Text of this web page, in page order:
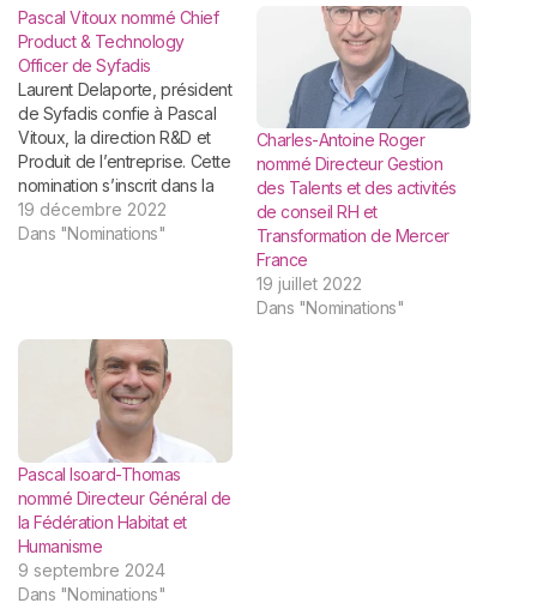
Pascal Vitoux nommé Chief
Product & Technology
Officer de Syfadis
Laurent Delaporte, président
de Syfadis confie à Pascal
Vitoux, la direction R&D et
Produit de l’entreprise. Cette
nomination s’inscrit dans la
transformation poursuivie
par Syfadis en 2022.
nomination de Pascal Vitoux,
50 ans,…
19 décembre 2022
Dans "Nominations"
Charles-Antoine Roger
nommé Directeur Gestion
des Talents et des activités
de conseil RH et
Transformation de Mercer
France
19 juillet 2022
Dans "Nominations"
Pascal Isoard-Thomas
nommé Directeur Général de
la Fédération Habitat et
Humanisme
9 septembre 2024
Dans "Nominations"